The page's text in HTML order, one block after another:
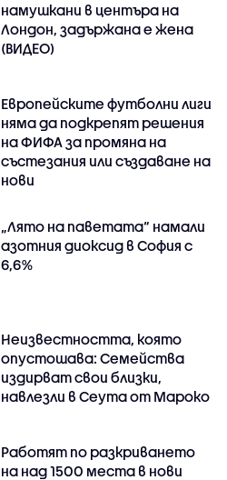
намушкани в центъра на
Лондон, задържана е жена
(ВИДЕО)
Европейските футболни лиги
няма да подкрепят решения
на ФИФА за промяна на
състезания или създаване на
нови
„Лято на паветата“ намали
азотния диоксид в София с
6,6%
Неизвестността, която
опустошава: Семейства
издирват свои близки,
навлезли в Сеута от Мароко
Работят по разкриването
на над 1500 места в нови